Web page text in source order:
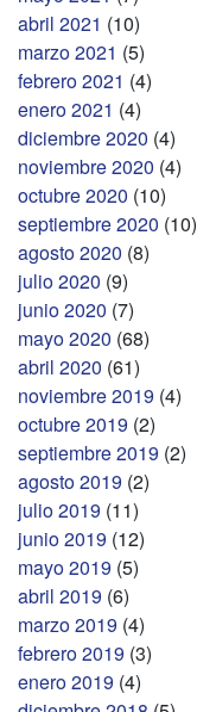
abril 2021 (10)
marzo 2021 (5)
febrero 2021 (4)
enero 2021 (4)
diciembre 2020 (4)
noviembre 2020 (4)
octubre 2020 (10)
septiembre 2020 (10)
agosto 2020 (8)
julio 2020 (9)
junio 2020 (7)
mayo 2020 (68)
abril 2020 (61)
noviembre 2019 (4)
octubre 2019 (2)
septiembre 2019 (2)
agosto 2019 (2)
julio 2019 (11)
junio 2019 (12)
mayo 2019 (5)
abril 2019 (6)
marzo 2019 (4)
febrero 2019 (3)
enero 2019 (4)